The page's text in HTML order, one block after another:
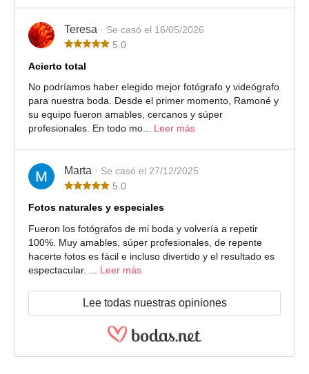
Teresa · Se casó el 16/05/2026
5.0
Acierto total
No podríamos haber elegido mejor fotógrafo y videógrafo
para nuestra boda. Desde el primer momento, Ramoné y
su equipo fueron amables, cercanos y súper
profesionales. En todo mo... Leer más
Marta · Se casó el 27/12/2025
5.0
Fotos naturales y especiales
Fueron los fotógrafos de mi boda y volvería a repetir
100%. Muy amables, súper profesionales, de repente
hacerte fotos es fácil e incluso divertido y el resultado es
espectacular. ... Leer más
Lee todas nuestras opiniones